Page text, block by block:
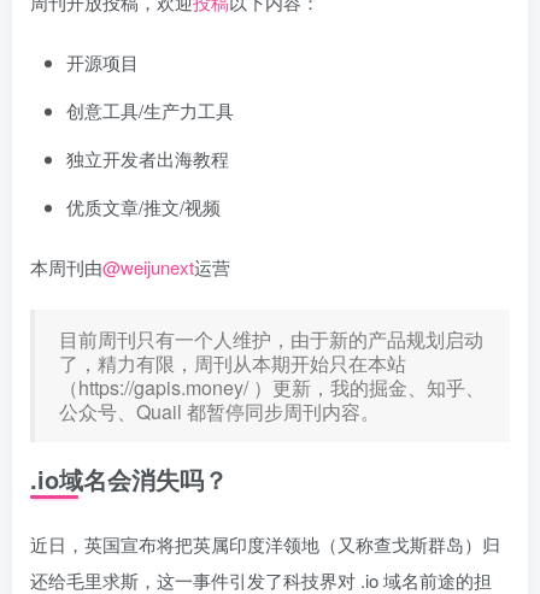
开源项目
创意工具/生产力工具
独立开发者出海教程
优质文章/推文/视频
本周刊由@weijunext运营
目前周刊只有一个人维护，由于新的产品规划启动
了，精力有限，周刊从本期开始只在本站
（https://gapis.money/ ）更新，我的掘金、知乎、
公众号、Quail 都暂停同步周刊内容。
.io域名会消失吗？
近日，英国宣布将把英属印度洋领地（又称查戈斯群岛）归
还给毛里求斯，这一事件引发了科技界对 .io 域名前途的担